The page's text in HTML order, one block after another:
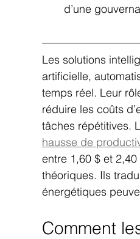
d’une
Les solutions
artificielle,
temps réel. Leur
réduire les coûts
tâches répétitives.
hausse de
entre 1,60 $ et
théoriques. Ils
énergétiques
Comment